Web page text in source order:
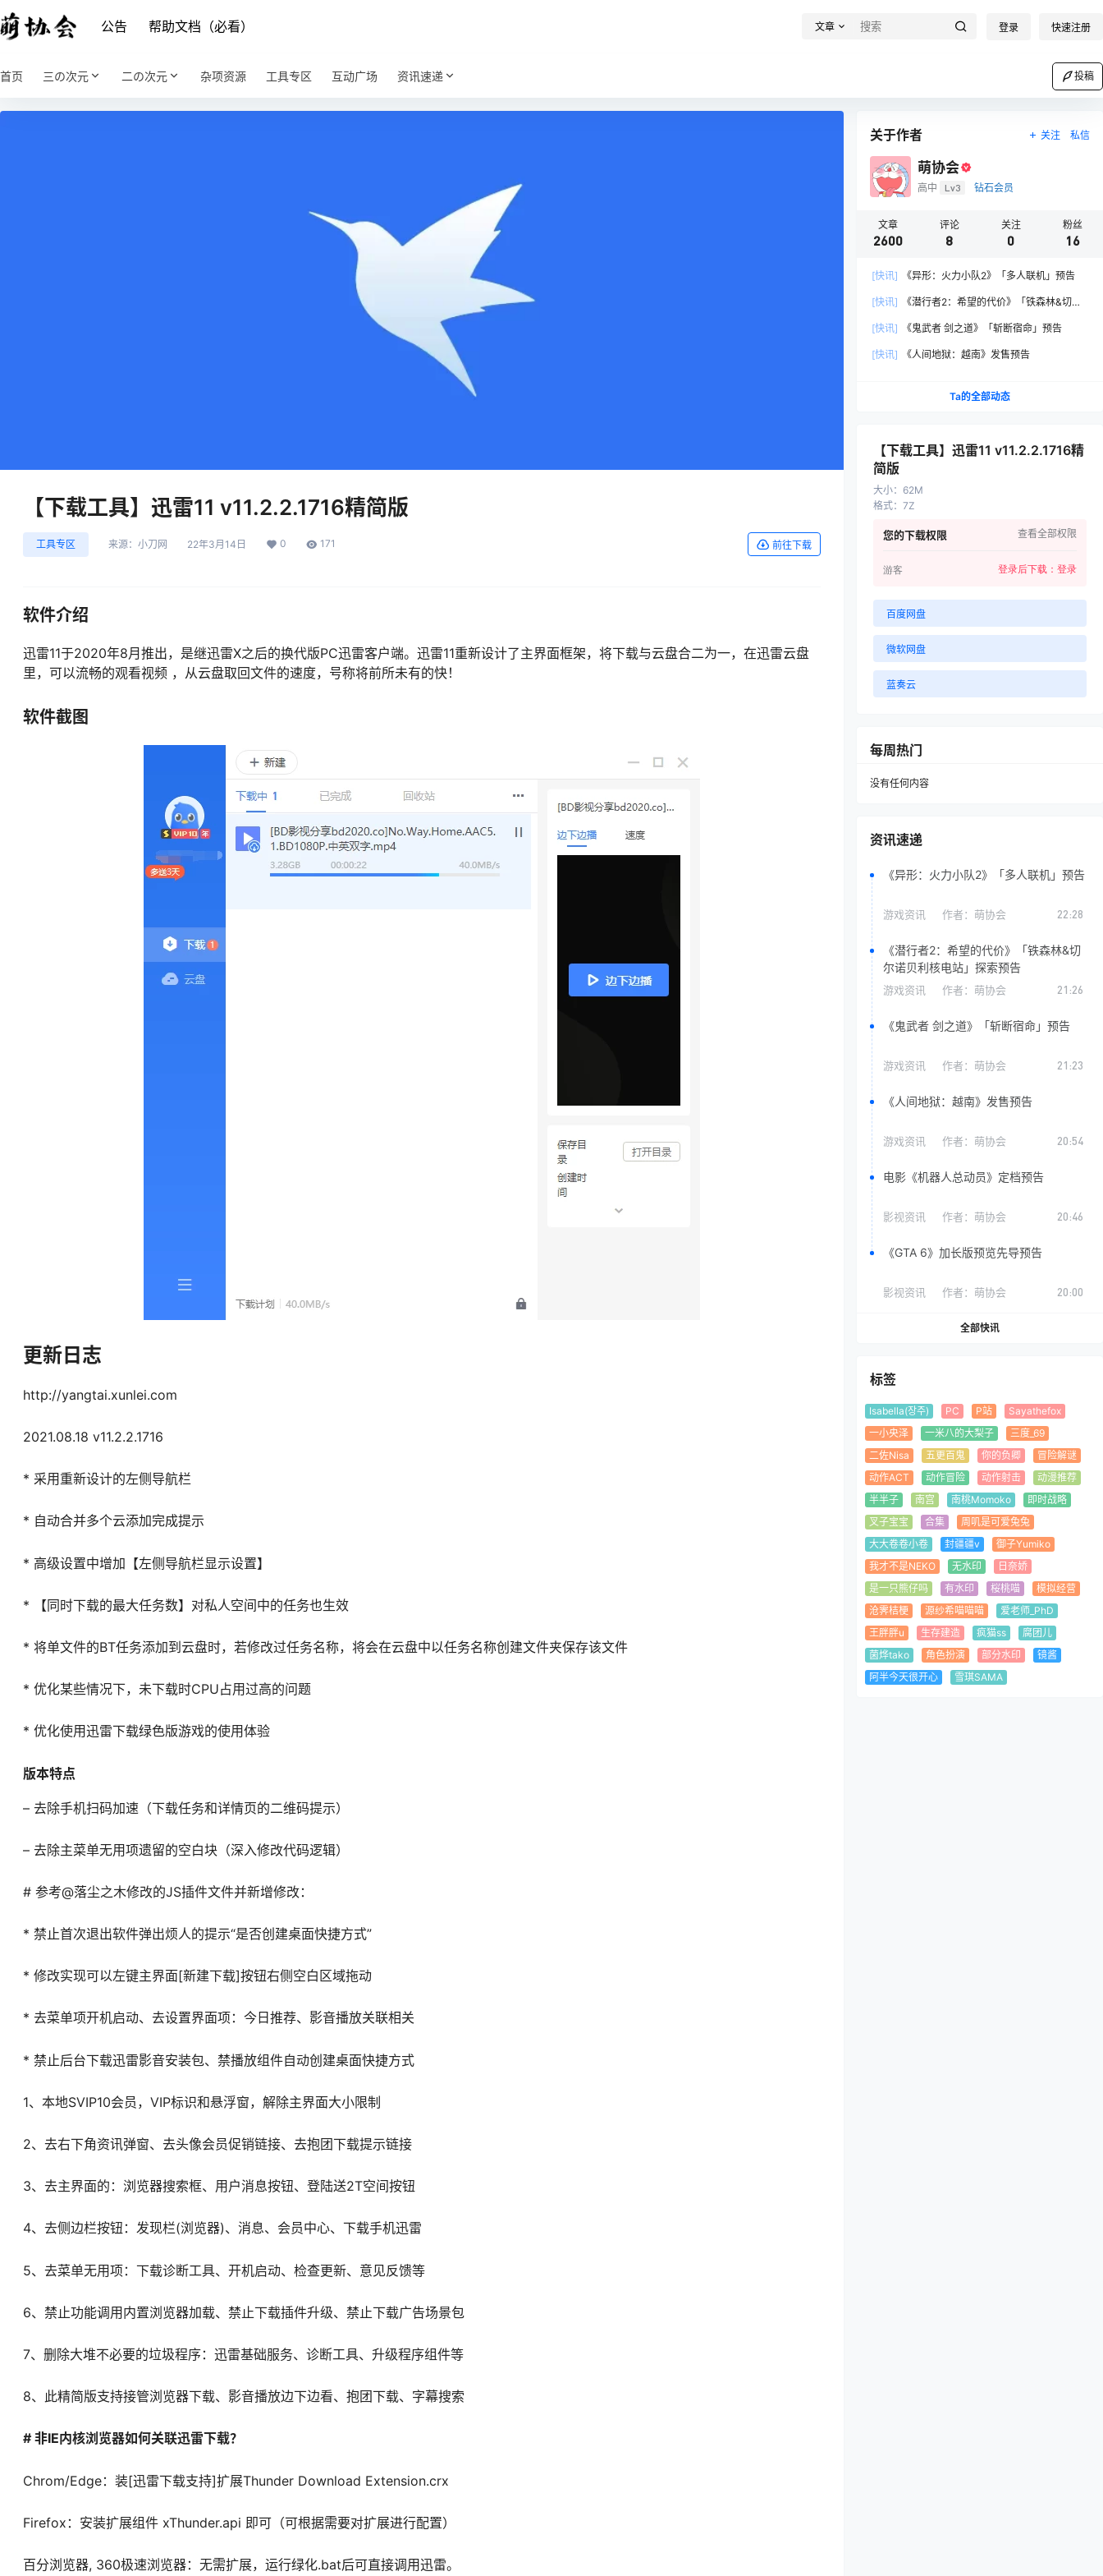
公告 帮助文档（必看） 文章 登录 快速注册
首页 三の次元 二の次元 杂项资源 工具专区 互动广场 资讯速递 投稿
【下载工具】迅雷11 v11.2.2.1716精简版
工具专区 来源： 小刀网 22年3月14日 0 171 前往下载
软件介绍
迅雷11于2020年8月推出，是继迅雷X之后的换代版PC迅雷客户端。迅雷11重新设计了主界面框架，将下载与云盘合二为一，在迅雷云盘
里，可以流畅的观看视频 ，从云盘取回文件的速度，号称将前所未有的快！
软件截图
更新日志
http://yangtai.xunlei.com
2021.08.18 v11.2.2.1716
* 采用重新设计的左侧导航栏
* 自动合并多个云添加完成提示
* 高级设置中增加【左侧导航栏显示设置】
* 【同时下载的最大任务数】对私人空间中的任务也生效
* 将单文件的BT任务添加到云盘时，若修改过任务名称，将会在云盘中以任务名称创建文件夹保存该文件
* 优化某些情况下，未下载时CPU占用过高的问题
* 优化使用迅雷下载绿色版游戏的使用体验
版本特点
– 去除手机扫码加速（下载任务和详情页的二维码提示）
– 去除主菜单无用项遗留的空白块（深入修改代码逻辑）
# 参考@落尘之木修改的JS插件文件并新增修改：
* 禁止首次退出软件弹出烦人的提示“是否创建桌面快捷方式”
* 修改实现可以左键主界面[新建下载]按钮右侧空白区域拖动
* 去菜单项开机启动、去设置界面项：今日推荐、影音播放关联相关
* 禁止后台下载迅雷影音安装包、禁播放组件自动创建桌面快捷方式
1、本地SVIP10会员，VIP标识和悬浮窗，解除主界面大小限制
2、去右下角资讯弹窗、去头像会员促销链接、去抱团下载提示链接
3、去主界面的：浏览器搜索框、用户消息按钮、登陆送2T空间按钮
4、去侧边栏按钮：发现栏(浏览器)、消息、会员中心、下载手机迅雷
5、去菜单无用项：下载诊断工具、开机启动、检查更新、意见反馈等
6、禁止功能调用内置浏览器加载、禁止下载插件升级、禁止下载广告场景包
7、删除大堆不必要的垃圾程序：迅雷基础服务、诊断工具、升级程序组件等
8、此精简版支持接管浏览器下载、影音播放边下边看、抱团下载、字幕搜索
# 非IE内核浏览器如何关联迅雷下载？
Chrom/Edge：装[迅雷下载支持]扩展Thunder Download Extension.crx
Firefox：安装扩展组件 xThunder.api 即可（可根据需要对扩展进行配置）
百分浏览器, 360极速浏览器：无需扩展，运行绿化.bat后可直接调用迅雷。
关于作者 关注 私信
萌协会
高中 Lv3 钻石会员
文章
2600
评论
8
关注
0
粉丝
16
[快讯] 《异形：火力小队2》「多人联机」预告
[快讯]
《潜行者2：希望的代价》「铁森林&切尔
[快讯]
《鬼武者 剑之道》「斩断宿命」预告
[快讯] 《人间地狱：越南》发售预告
Ta的全部动态
【下载工具】迅雷11 v11.2.2.1716精
简版
大小： 62M
格式： 7Z
您的下载权限 查看全部权限
游客 登录后下载： 登录
百度网盘
微软网盘
蓝奏云
每周热门
没有任何内容
资讯速递
《异形：火力小队2》「多人联机」预告
游戏资讯 作者： 萌协会 22:28
《潜行者2：希望的代价》「铁森林&切
尔诺贝利核电站」探索预告
游戏资讯 作者： 萌协会 21:26
《鬼武者 剑之道》「斩断宿命」预告
游戏资讯 作者： 萌协会 21:23
《人间地狱：越南》发售预告
游戏资讯 作者： 萌协会 20:54
电影《机器人总动员》定档预告
影视资讯 作者： 萌协会 20:46
《GTA 6》加长版预览先导预告
影视资讯 作者： 萌协会 20:00
全部快讯
标签
Isabella(장주) PC P站
Sayathefox
一小央泽
一米八的大梨子
三度_69
二佐Nisa
五更百鬼 你的负卿
冒险解谜
动作ACT
动作冒险 动作射击
动漫推荐
半半子
南宫 南桃Momoko
即时战略
叉子宝宝
合集
周叽是可爱兔兔
大大卷卷小卷
封疆疆v
御子Yumiko
我才不是NEKO
无水印
日奈娇
是一只熊仔吗
有水印 桜桃喵
模拟经营
沧霁桔梗
源纱希喵喵喵
爱老师_PhD
王胖胖u
生存建造 疯猫ss
腐团儿
菌烨tako
角色扮演 部分水印
镜酱
阿半今天很开心
雪琪SAMA